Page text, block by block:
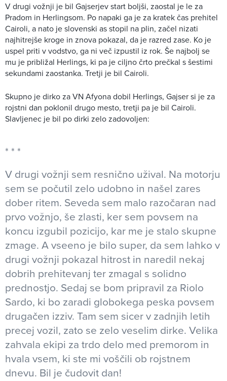
V drugi vožnji je bil Gajserjev start boljši, zaostal je le za
Pradom in Herlingsom. Po napaki ga je za kratek čas prehitel
Cairoli, a nato je slovenski as stopil na plin, začel nizati
najhitrejše kroge in znova pokazal, da je razred zase. Ko je
uspel priti v vodstvo, ga ni več izpustil iz rok. Še najbolj se
mu je približal Herlings, ki pa je ciljno črto prečkal s šestimi
sekundami zaostanka. Tretji je bil Cairoli.
Skupno je dirko za VN Afyona dobil Herlings, Gajser si je za
rojstni dan poklonil drugo mesto, tretji pa je bil Cairoli.
Slavljenec je bil po dirki zelo zadovoljen:
V drugi vožnji sem resnično užival. Na motorju
sem se počutil zelo udobno in našel zares
dober ritem. Seveda sem malo razočaran nad
prvo vožnjo, še zlasti, ker sem povsem na
koncu izgubil pozicijo, kar me je stalo skupne
zmage. A vseeno je bilo super, da sem lahko v
drugi vožnji pokazal hitrost in naredil nekaj
dobrih prehitevanj ter zmagal s solidno
prednostjo. Sedaj se bom pripravil za Riolo
Sardo, ki bo zaradi globokega peska povsem
drugačen izziv. Tam sem sicer v zadnjih letih
precej vozil, zato se zelo veselim dirke. Velika
zahvala ekipi za trdo delo med premorom in
hvala vsem, ki ste mi voščili ob rojstnem
dnevu. Bil je čudovit dan!